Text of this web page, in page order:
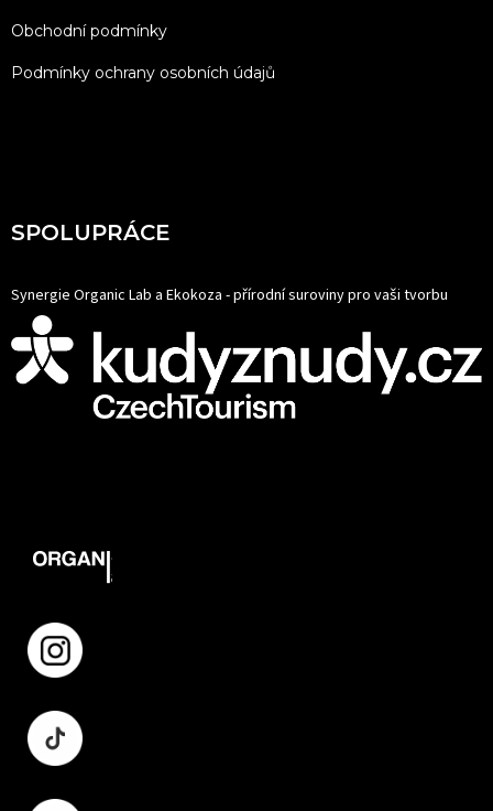
Obchodní podmínky
Podmínky ochrany osobních údajů
SPOLUPRÁCE
Synergie Organic Lab a Ekokoza - přírodní suroviny pro vaši tvorbu